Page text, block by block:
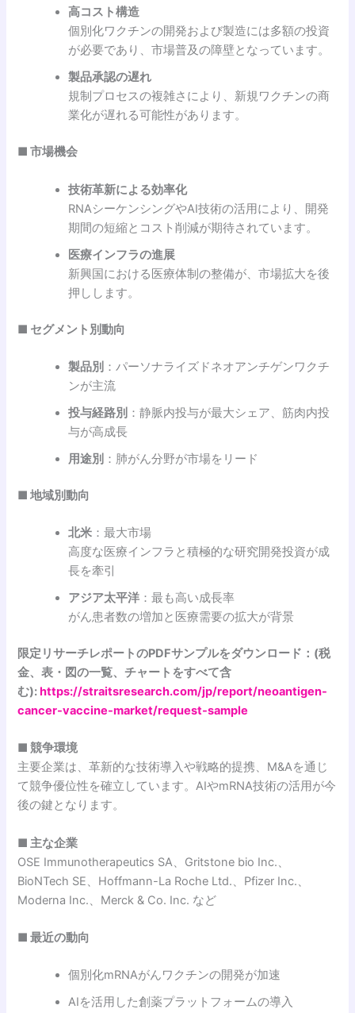
高コスト構造
個別化ワクチンの開発および製造には多額の投資
が必要であり、市場普及の障壁となっています。
製品承認の遅れ
規制プロセスの複雑さにより、新規ワクチンの商
業化が遅れる可能性があります。
■ 市場機会
技術革新による効率化
RNAシーケンシングやAI技術の活用により、開発
期間の短縮とコスト削減が期待されています。
医療インフラの進展
新興国における医療体制の整備が、市場拡大を後
押しします。
■ セグメント別動向
製品別 ：パーソナライズドネオアンチゲンワクチ
ンが主流
投与経路別 ：静脈内投与が最大シェア、筋肉内投
与が高成長
用途別 ：肺がん分野が市場をリード
■ 地域別動向
北米 ：最大市場
高度な医療インフラと積極的な研究開発投資が成
長を牽引
アジア太平洋 ：最も高い成長率
がん患者数の増加と医療需要の拡大が背景
限定リサーチレポートのPDFサンプルをダウンロード：(税
金、表・図の一覧、チャートをすべて含
む):https://straitsresearch.com/jp/report/neoantigen-
cancer-vaccine-market/request-sample
■ 競争環境
主要企業は、革新的な技術導入や戦略的提携、M&Aを通じ
て競争優位性を確立しています。AIやmRNA技術の活用が今
後の鍵となります。
■ 主な企業
OSE Immunotherapeutics SA、Gritstone bio Inc.、
BioNTech SE、Hoffmann-La Roche Ltd.、Pfizer Inc.、
Moderna Inc.、Merck & Co. Inc. など
■ 最近の動向
個別化mRNAがんワクチンの開発が加速
AIを活用した創薬プラットフォームの導入